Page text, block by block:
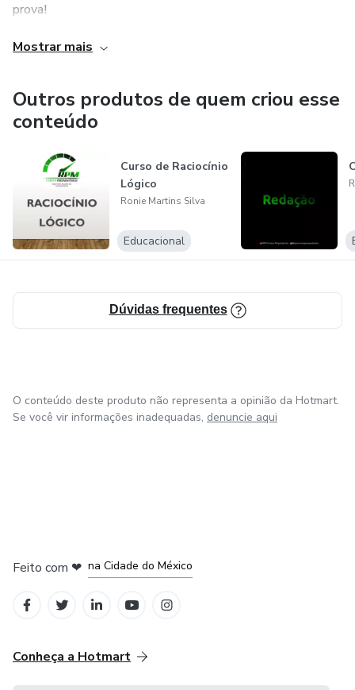
prova!
Mostrar mais
Outros produtos de quem criou esse
conteúdo
Curso de Raciocínio
Lógico
Ronie Martins Silva
Educacional
Dúvidas frequentes
O conteúdo deste produto não representa a opinião da Hotmart.
Se você vir informações inadequadas, denuncie aqui
Feito com ❤ na Cidade do México
Conheça a Hotmart